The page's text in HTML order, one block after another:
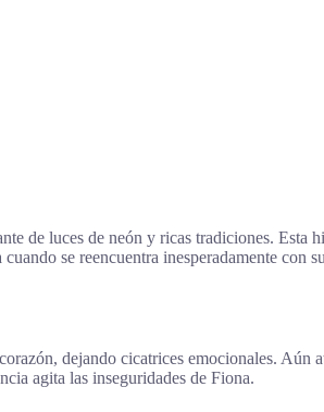
luces de neón y ricas tradiciones. Esta
se reencuentra inesperadamente con
dejando cicatrices emocionales.
agita las inseguridades de Fiona.